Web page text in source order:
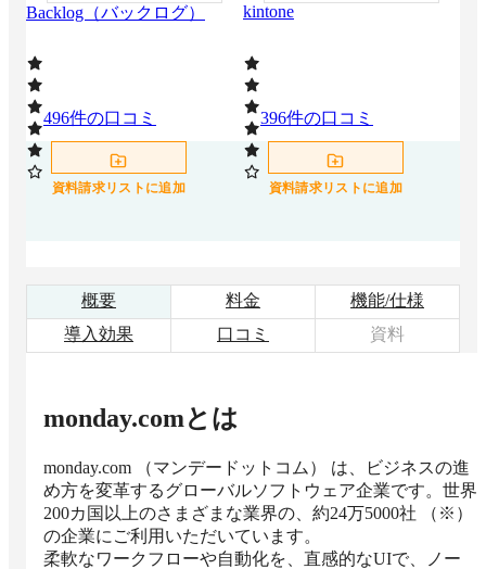
Backlog（バックログ）
496件の口コミ
資料請求リストに追加
kintone
396件の口コミ
資料請求リストに追加
概要 料金
機能/仕様
導入効果
口コミ 資料
monday.comとは
monday.com （マンデードットコム） は、ビジネスの進
め方を変革するグローバルソフトウェア企業です。世界
200カ国以上のさまざまな業界の、約24万5000社 （※）
の企業にご利用いただいています。
柔軟なワークフローや自動化を、直感的なUIで、ノー